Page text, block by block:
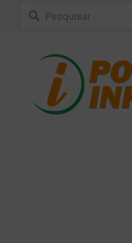
Pesquisar